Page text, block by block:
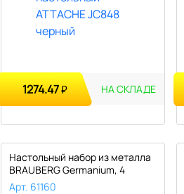
1274.47₽ НА СКЛАДЕ
Настольный набор из металла
BRAUBERG Germanium, 4
предм..
Арт. 61160